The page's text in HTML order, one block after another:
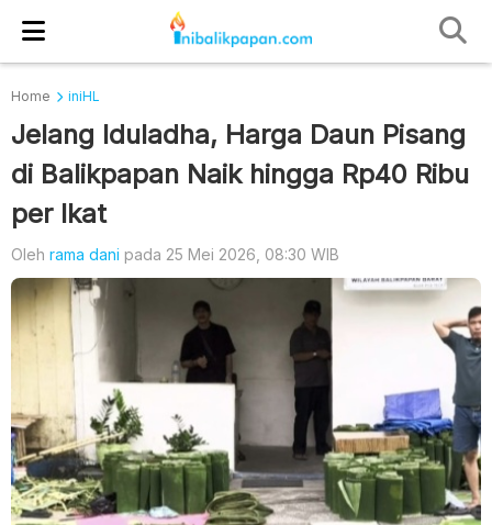
Home iniHL
Jelang Iduladha, Harga Daun Pisang
di Balikpapan Naik hingga Rp40 Ribu
per Ikat
Oleh rama dani pada 25 Mei 2026, 08:30 WIB